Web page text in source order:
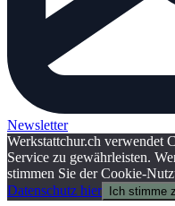
Newsletter
Werkstattchur.ch verwendet
Service zu gewährleisten.
stimmen Sie der Cookie-
Datenschutz hier
Ich stimme